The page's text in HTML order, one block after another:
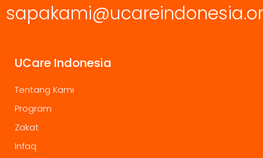
UCare Indonesia
Tentang Kami
Program
Zakat
Infaq